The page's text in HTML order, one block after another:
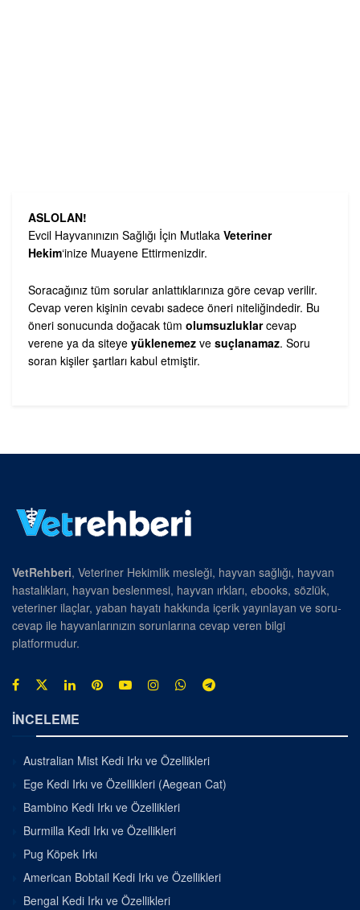
ASLOLAN!
Evcil Hayvanınızın Sağlığı İçin Mutlaka Veteriner
Hekim‘inize Muayene Ettirmenizdir.
Soracağınız tüm sorular anlattıklarınıza göre cevap verilir.
Cevap veren kişinin cevabı sadece öneri niteliğindedir. Bu
öneri sonucunda doğacak tüm olumsuzluklarcevap
verene ya da siteye yüklenemez ve suçlanamaz. Soru
soran kişiler şartları kabul etmiştir.
VetRehberi, Veteriner Hekimlik mesleği, hayvan sağlığı, hayvan
hastalıkları, hayvan beslenmesi, hayvan ırkları, ebooks, sözlük,
veteriner ilaçlar, yaban hayatı hakkında içerik yayınlayan ve soru-
cevap ile hayvanlarınızın sorunlarına cevap veren bilgi
platformudur.
İNCELEME
Australian Mist Kedi Irkı ve Özellikleri
Ege Kedi Irkı ve Özellikleri (Aegean Cat)
Bambino Kedi Irkı ve Özellikleri
Burmilla Kedi Irkı ve Özellikleri
Pug Köpek Irkı
American Bobtail Kedi Irkı ve Özellikleri
Bengal Kedi Irkı ve Özellikleri